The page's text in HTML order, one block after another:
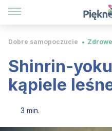
Dobre samopoczucie
Shinrin-
kąpiele
3 min.